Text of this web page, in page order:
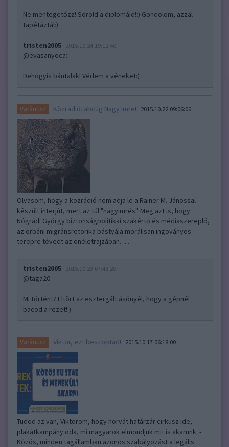
Ne mentegetőzz! Sorold a diplomáid!:) Gondolom, azzal
tapétáztál:)
tristen2005 2015.10.24 19:12:40
@evasanyoca:
Dehogyis bántalak! Védem a véneket:)
Varánusz Közrádió: abcúg Nagy Imre! 2015.10.22 09:06:06
Olvasom, hogy a közrádió nem adja le a Rainer M. Jánossal
készült interjút, mert az túl "nagyimrés". Meg azt is, hogy
Nógrádi György biztonságpolitikai szakértő és médiaszereplő,
az orbáni migránsretorika bástyája morálisan ingoványos
terepre tévedt az önéletrajzában…..
tristen2005 2015.10.23 07:48:20
@taga20:
Mi történt? Eltört az esztergált ásónyél, hogy a gépnél
bacod a rezet!:)
Varánusz Viktor, ezt beszoptad! 2015.10.17 06:18:00
Tudod az van, Viktorom, hogy horvát határzár cirkusz ide,
plakátkampány oda, mi magyarok elmondjuk mit is akarunk: -
Közös, minden tagállamban azonos szabályozást a legális